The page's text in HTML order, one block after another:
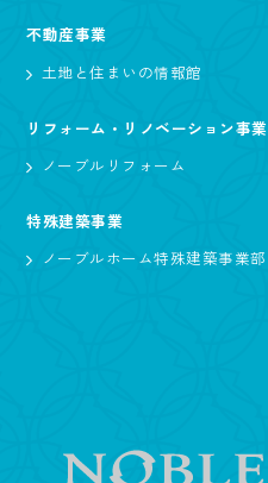
不動産事業
土地と住まいの情報館
リフォーム・リノベーション事業
ノーブルリフォーム
特殊建築事業
ノーブルホーム特殊建築事業部